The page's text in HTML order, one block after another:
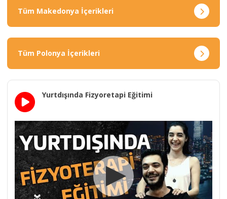
Tüm Makedonya İçerikleri
Tüm Polonya İçerikleri
Yurtdışında Fizyoretapi Eğitimi